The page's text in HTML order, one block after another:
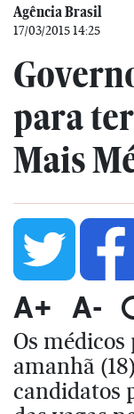
Agência Brasil
17/03/2015 14:25
para
Mais
A+ A-
Os
amanhã
candidatos